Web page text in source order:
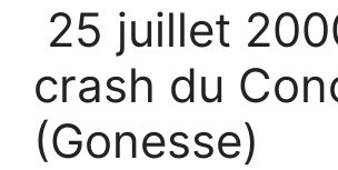
25 juillet
crash du
(Gonesse)